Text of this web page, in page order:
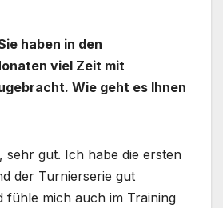
haben in den
viel Zeit mit
Wie geht es Ihnen
sehr gut. Ich habe die ersten
der Turnierserie gut
fühle mich auch im Training